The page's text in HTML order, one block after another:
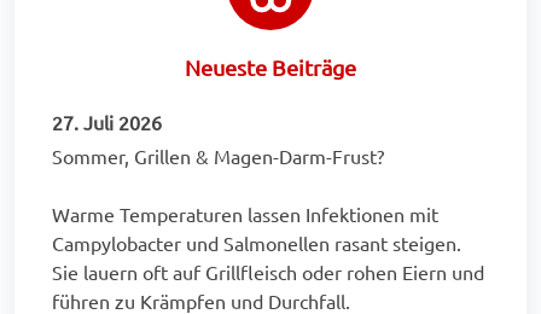
Neueste Beiträge
27. Juli 2026
Sommer, Grillen & Magen-Darm-Frust?
Warme Temperaturen lassen Infektionen mit
Campylobacter und Salmonellen rasant steigen.
Sie lauern oft auf Grillfleisch oder rohen Eiern und
führen zu Krämpfen und Durchfall.